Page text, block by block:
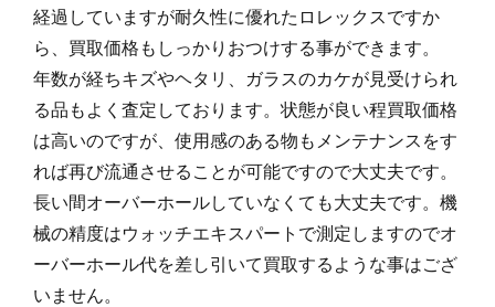
経過していますが耐久性に優れたロレックスですか
ら、買取価格もしっかりおつけする事ができます。
年数が経ちキズやヘタリ、ガラスのカケが見受けられ
る品もよく査定しております。状態が良い程買取価格
は高いのですが、使用感のある物もメンテナンスをす
れば再び流通させることが可能ですので大丈夫です。
長い間オーバーホールしていなくても大丈夫です。機
械の精度はウォッチエキスパートで測定しますのでオ
ーバーホール代を差し引いて買取するような事はござ
いません。